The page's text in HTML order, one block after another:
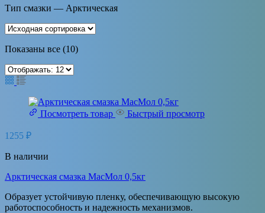
Тип смазки — Арктическая
Показаны все (10)
Посмотреть товар Быстрый просмотр
1255 ₽
В наличии
Арктическая смазка МасМол 0,5кг
Образует устойчивую пленку, обеспечивающую высокую
работоспособность и надежность механизмов.